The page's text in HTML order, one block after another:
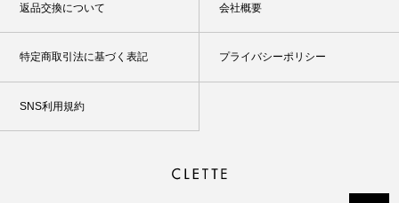
返品交換について 会社概要
特定商取引法に基づく表記 プライバシーポリシー
SNS利用規約